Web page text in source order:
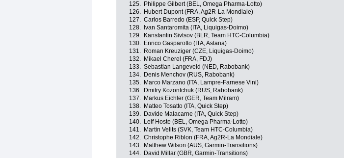
125.
Philippe Gilbert (BEL, Omega Pharma-Lotto)
126.
Hubert Dupont (FRA, Ag2R-La Mondiale)
127. Carlos Barredo (ESP, Quick Step)
128.
Ivan Santaromita (ITA, Liquigas-Doimo)
129.
Kanstantin Sivtsov (BLR, Team HTC-Columbia)
130.
Enrico Gasparotto (ITA, Astana)
131.
Roman Kreuziger (CZE, Liquigas-Doimo)
132.
Mikael Cherel (FRA, FDJ)
133. Sebastian Langeveld (NED, Rabobank)
134.
Denis Menchov (RUS, Rabobank)
135.
Marco Marzano (ITA, Lampre-Farnese Vini)
136.
Dmitry Kozontchuk (RUS, Rabobank)
137.
Markus Eichler (GER, Team Milram)
138.
Matteo Tosatto (ITA, Quick Step)
139.
Davide Malacarne (ITA, Quick Step)
140.
Leif Hoste (BEL, Omega Pharma-Lotto)
141.
Martin Velits (SVK, Team HTC-Columbia)
142. Christophe Riblon (FRA, Ag2R-La Mondiale)
143.
Matthew Wilson (AUS, Garmin-Transitions)
144.
David Millar (GBR, Garmin-Transitions)